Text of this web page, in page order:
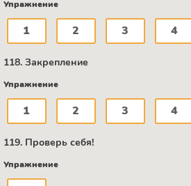
Упражнение
1 2 3 4
118. Закрепление
Упражнение
1 2 3 4
119. Проверь себя!
Упражнение